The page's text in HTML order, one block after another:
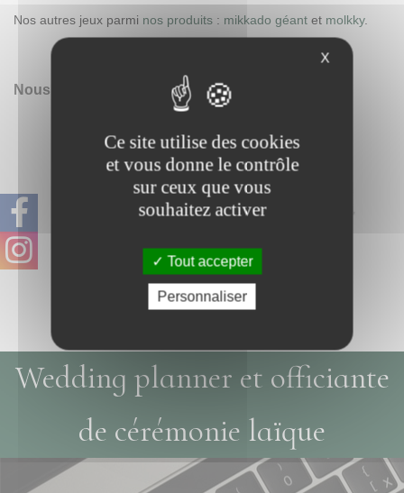
Nos autres jeux parmi nos produits : mikkado géant et molkky.
Nous vous conseillons également…
Mikkado géant
Wedding planner et officiante
de cérémonie laïque
X
Ce site utilise des cookies
et vous donne le contrôle
sur ceux que vous
souhaitez activer
Tout accepter
Personnaliser